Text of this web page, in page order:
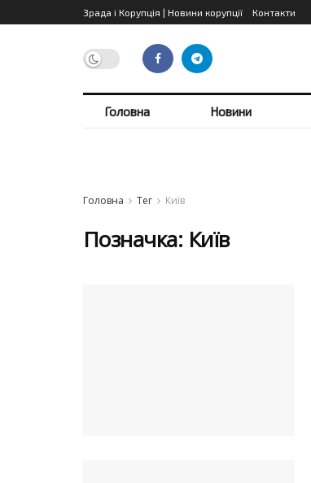
Зрада і Корупція | Новини корупції Контакти
Головна Новини
Головна Тег Київ
Позначка: Київ